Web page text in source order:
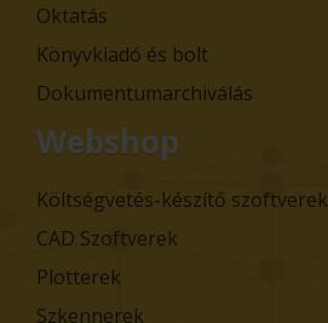
Oktatás
Könyvkiadó és bolt
Dokumentumarchiválás
Webshop
Költségvetés-készítő szoftverek
CAD Szoftverek
Plotterek
Szkennerek